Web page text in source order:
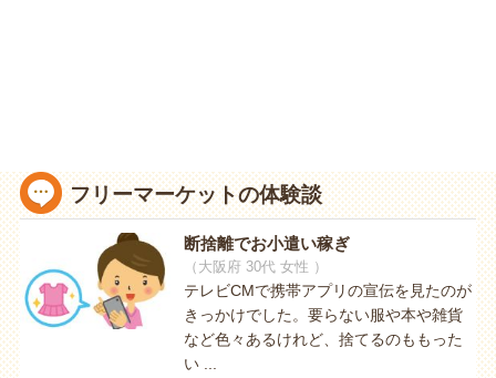
フリーマーケットの体験談
断捨離でお小遣い稼ぎ
（大阪府 30代 女性 ）
テレビCMで携帯アプリの宣伝を見たのが
きっかけでした。要らない服や本や雑貨
など色々あるけれど、捨てるのももった
い ...